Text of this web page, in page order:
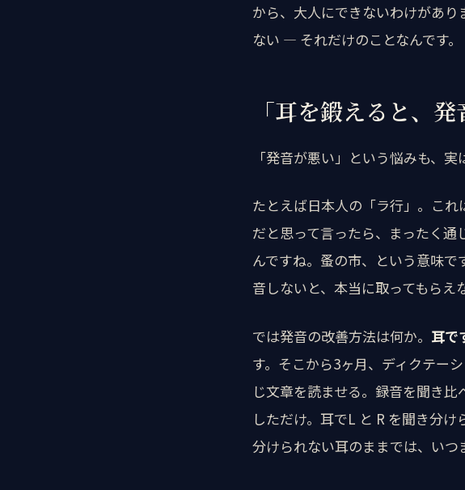
から、大人にできないわけがあ
ない ― それだけのことなんです。
「耳を鍛えると、
「発音が悪い」という悩みも、実
たとえば日本人の「ラ行」。こ
だと思って言ったら、まったく
んですね。蚤の市、という意味
音しないと、本当に取ってもらえ
では発音の改善方法は何か。 耳で
す。そこから3ヶ月、ディクテー
じ文章を読ませる。録音を聞き
しただけ。耳でL と R を聞き分
分けられない耳のままでは、いつ